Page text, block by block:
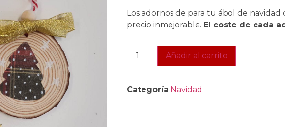
Los adornos de para tu ábol de navidad
precio inmejorable. El coste de cada
Añadir al carrito
Categoría Navidad